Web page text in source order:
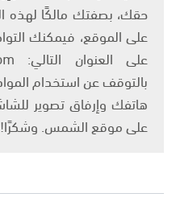
حقك، بصفتك مالكًا لهذه
على الموقع، فيمكنك
بالتوقف عن استخدام
هاتفك وإرفاق تصوير
على موقع الشمس. وشكرًا!